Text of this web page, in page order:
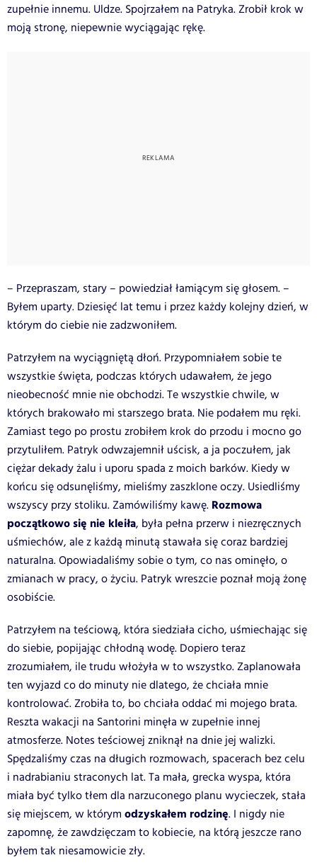
zupełnie innemu. Uldze. Spojrzałem na Patryka. Zrobił krok w
moją stronę, niepewnie wyciągając rękę.
– Przepraszam, stary – powiedział łamiącym się głosem. –
Byłem uparty. Dziesięć lat temu i przez każdy kolejny dzień, w
którym do ciebie nie zadzwoniłem.
Patrzyłem na wyciągniętą dłoń. Przypomniałem sobie te
wszystkie święta, podczas których udawałem, że jego
nieobecność mnie nie obchodzi. Te wszystkie chwile, w
których brakowało mi starszego brata. Nie podałem mu ręki.
Zamiast tego po prostu zrobiłem krok do przodu i mocno go
przytuliłem. Patryk odwzajemnił uścisk, a ja poczułem, jak
ciężar dekady żalu i uporu spada z moich barków. Kiedy w
końcu się odsunęliśmy, mieliśmy zaszklone oczy. Usiedliśmy
wszyscy przy stoliku. Zamówiliśmy kawę. Rozmowa
początkowo się nie kleiła, była pełna przerw i niezręcznych
uśmiechów, ale z każdą minutą stawała się coraz bardziej
naturalna. Opowiadaliśmy sobie o tym, co nas ominęło, o
zmianach w pracy, o życiu. Patryk wreszcie poznał moją żonę
osobiście.
Patrzyłem na teściową, która siedziała cicho, uśmiechając się
do siebie, popijając chłodną wodę. Dopiero teraz
zrozumiałem, ile trudu włożyła w to wszystko. Zaplanowała
ten wyjazd co do minuty nie dlatego, że chciała mnie
kontrolować. Zrobiła to, bo chciała oddać mi mojego brata.
Reszta wakacji na Santorini minęła w zupełnie innej
atmosferze. Notes teściowej zniknął na dnie jej walizki.
Spędzaliśmy czas na długich rozmowach, spacerach bez celu
i nadrabianiu straconych lat. Ta mała, grecka wyspa, która
miała być tylko tłem dla narzuconego planu wycieczek, stała
się miejscem, w którym odzyskałem rodzinę. I nigdy nie
zapomnę, że zawdzięczam to kobiecie, na którą jeszcze rano
byłem tak niesamowicie zły.